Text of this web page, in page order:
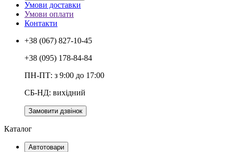
Умови доставки
Умови оплати
Контакти
+38 (067) 827-10-45
+38 (095) 178-84-84
ПН-ПТ: з 9:00 до 17:00
СБ-НД: вихідний
Замовити дзвінок
Каталог
Автотовари